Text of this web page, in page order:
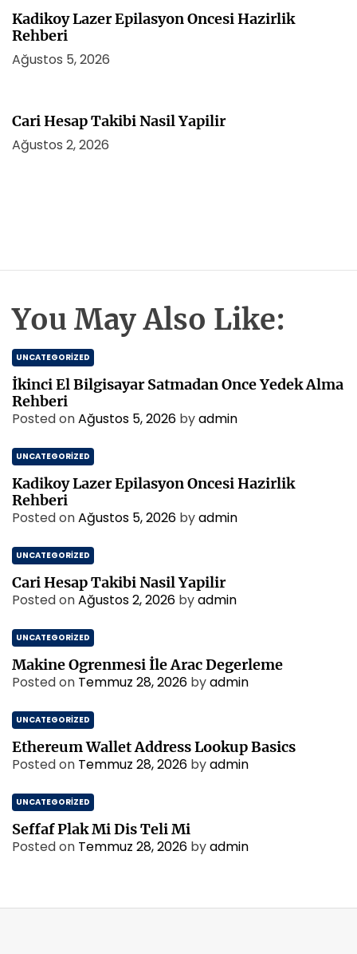
Kadikoy Lazer Epilasyon Oncesi Hazirlik
Rehberi
Ağustos 5, 2026
Cari Hesap Takibi Nasil Yapilir
Ağustos 2, 2026
You May Also Like:
UNCATEGORIZED
İkinci El Bilgisayar Satmadan Once Yedek Alma
Rehberi
Posted onAğustos 5, 2026 byadmin
UNCATEGORIZED
Kadikoy Lazer Epilasyon Oncesi Hazirlik
Rehberi
Posted onAğustos 5, 2026 byadmin
UNCATEGORIZED
Cari Hesap Takibi Nasil Yapilir
Posted onAğustos 2, 2026 byadmin
UNCATEGORIZED
Makine Ogrenmesi İle Arac Degerleme
Posted on Temmuz 28, 2026 byadmin
UNCATEGORIZED
Ethereum Wallet Address Lookup Basics
Posted on Temmuz 28, 2026 byadmin
UNCATEGORIZED
Seffaf Plak Mi Dis Teli Mi
Posted on Temmuz 28, 2026 byadmin